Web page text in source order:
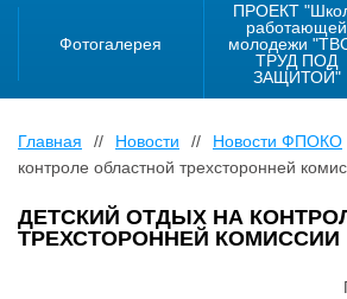
Фотогалерея
ПРОЕКТ
работающей
молодежи
ТРУД ПОД
ЗАЩИТОЙ"
Главная // Новости // Новости ФПОКО
контроле областной трехсторонней
ДЕТСКИЙ ОТДЫХ НА
ТРЕХСТОРОННЕЙ КОМИССИИ